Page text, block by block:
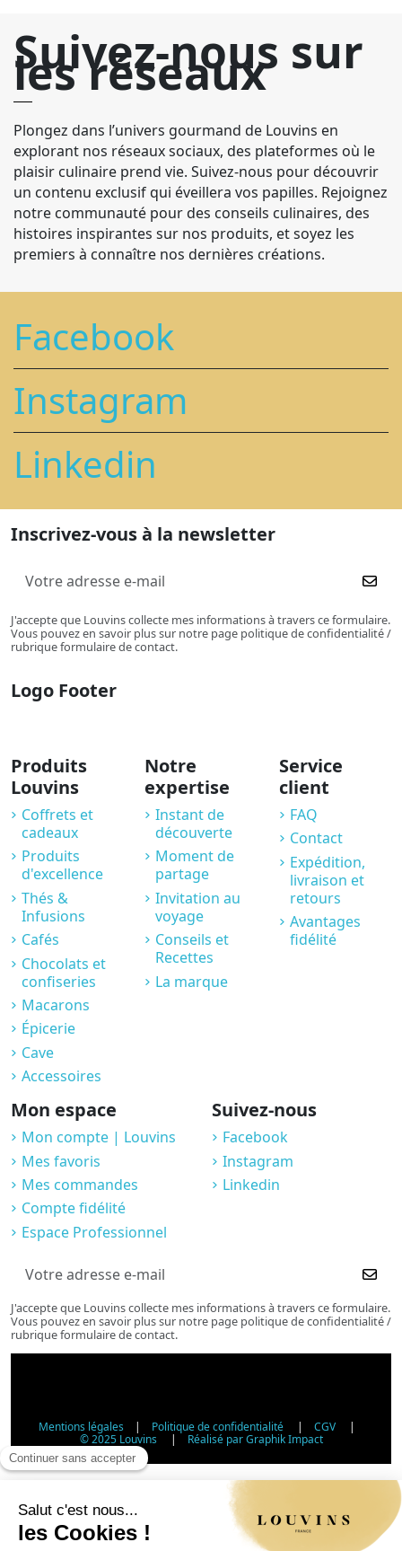
Suivez-nous sur
les réseaux
Plongez dans l’univers gourmand de Louvins en
explorant nos réseaux sociaux, des plateformes où le
plaisir culinaire prend vie. Suivez-nous pour découvrir
un contenu exclusif qui éveillera vos papilles. Rejoignez
notre communauté pour des conseils culinaires, des
histoires inspirantes sur nos produits, et soyez les
premiers à connaître nos dernières créations.
Facebook
Instagram
Linkedin
Inscrivez-vous à la newsletter
J'accepte que Louvins collecte mes informations à travers ce formulaire.
Vous pouvez en savoir plus sur notre page politique de confidentialité /
rubrique formulaire de contact.
Logo Footer
Produits
Louvins
Coffrets et
cadeaux
Produits
d'excellence
Thés &
Infusions
Cafés
Chocolats et
confiseries
Macarons
Épicerie
Cave
Accessoires
Notre
expertise
Instant de
découverte
Moment de
partage
Invitation au
voyage
Conseils et
Recettes
La marque
Service
client
FAQ
Contact
Expédition,
livraison et
retours
Avantages
fidélité
Mon espace
Mon compte | Louvins
Mes favoris
Mes commandes
Compte fidélité
Espace Professionnel
Suivez-nous
Facebook
Instagram
Linkedin
J'accepte que Louvins collecte mes informations à travers ce formulaire.
Vous pouvez en savoir plus sur notre page politique de confidentialité /
rubrique formulaire de contact.
Mentions légales | Politique de confidentialité | CGV |
© 2025 Louvins | Réalisé par Graphik Impact
Vérification d'âge - Vente d'alcool
Conformément à l'article L3342-1 du Code de la santé
publique, la vente d'alcool est interdite aux mineurs de